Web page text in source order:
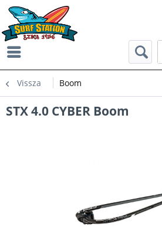
Vissza Boom
STX 4.0 CYBER Boom